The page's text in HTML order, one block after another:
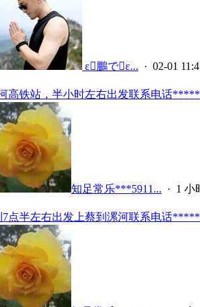
 ε鵬でε... · 02-01
高铁站，半小时左右出发联系电话
知足常乐***5911... · 1 小
点半左右出发上蔡到漯河联系电话